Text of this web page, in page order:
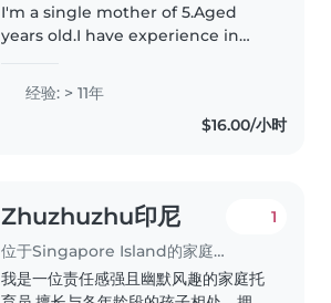
I'm a single mother of 5.Aged
years old.I have experience in
years.I speacialise in taking
babies and currently I'm taking
part time school to better..
经验: > 11年
$16.00/小时
Zhuzhuzhu印尼
位于Singapore Island的家庭托育员
1
我是一位责任感强且幽默风趣的家庭托